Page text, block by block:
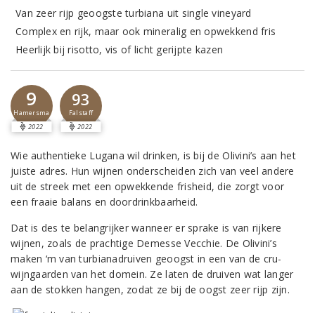
Van zeer rijp geoogste turbiana uit single vineyard
Complex en rijk, maar ook mineralig en opwekkend fris
Heerlijk bij risotto, vis of licht gerijpte kazen
9
Hamersma
2022
93
Falstaff
2022
Wie authentieke Lugana wil drinken, is bij de Olivini’s aan het
juiste adres. Hun wijnen onderscheiden zich van veel andere
uit de streek met een opwekkende frisheid, die zorgt voor
een fraaie balans en doordrinkbaarheid.
Dat is des te belangrijker wanneer er sprake is van rijkere
wijnen, zoals de prachtige Demesse Vecchie. De Olivini’s
maken ‘m van turbianadruiven geoogst in een van de cru-
wijngaarden van het domein. Ze laten de druiven wat langer
aan de stokken hangen, zodat ze bij de oogst zeer rijp zijn.